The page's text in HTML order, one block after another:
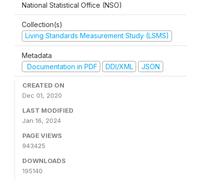
National Statistical Office (NSO)
Collection(s)
Living Standards Measurement Study (LSMS)
Metadata
Documentation in PDF
DDI/XML JSON
CREATED ON
Dec 01, 2020
LAST MODIFIED
Jan 16, 2024
PAGE VIEWS
943425
DOWNLOADS
195140